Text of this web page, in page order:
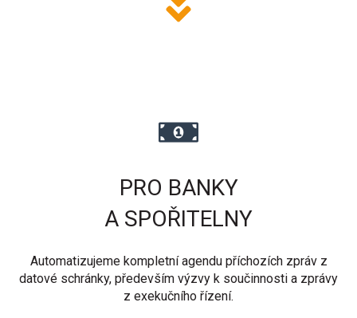
PRO BANKY
A SPOŘITELNY
Automatizujeme kompletní agendu příchozích zpráv z
datové schránky, především výzvy k součinnosti a zprávy
z exekučního řízení.